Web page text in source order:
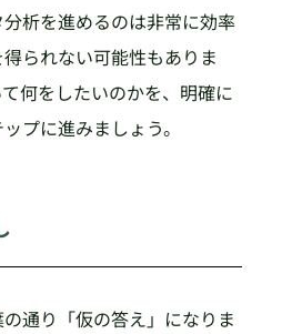
析を進めるのは非常に効率
られない可能性もありま
何をしたいのかを、明確に
プに進みましょう。
通り「仮の答え」になりま